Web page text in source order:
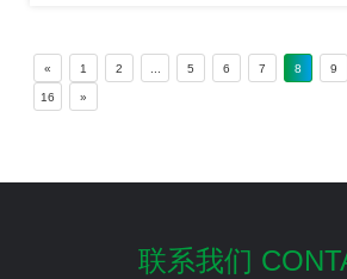
« 1 2 ... 5 6 7 8 9
16 »
联系我们